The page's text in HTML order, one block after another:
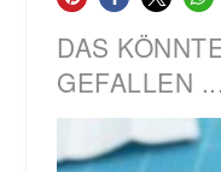
DAS
GEFALLEN ...